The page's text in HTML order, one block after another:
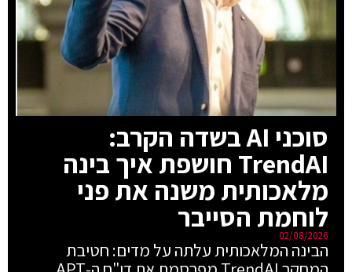
סוכני AI בשדה הקרב:
TrendAI חושפת איך בינה
מלאכותית משנה את פני
לוחמת הסייבר
02/08/2026
הבינה המלאכותית עלתה על מדים: חטיבת